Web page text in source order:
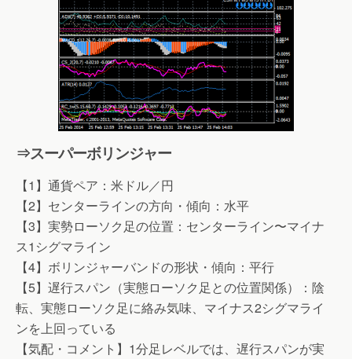
⇒スーパーボリンジャー
【1】通貨ペア：米ドル／円
【2】センターラインの方向・傾向：水平
【3】実勢ローソク足の位置：センターライン〜マイナ
ス1シグマライン
【4】ボリンジャーバンドの形状・傾向：平行
【5】遅行スパン（実態ローソク足との位置関係）：陰
転、実態ローソク足に絡み気味、マイナス2シグマライ
ンを上回っている
【気配・コメント】1分足レベルでは、遅行スパンが実